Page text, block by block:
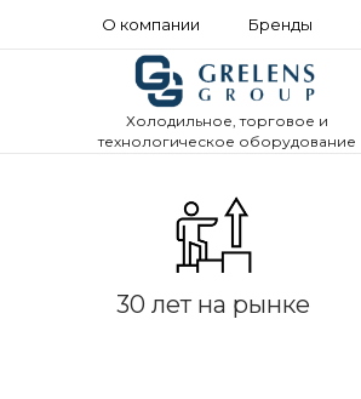
О компании Бренды
Холодильное, торговое и
технологическое оборудование
30 лет на рынке